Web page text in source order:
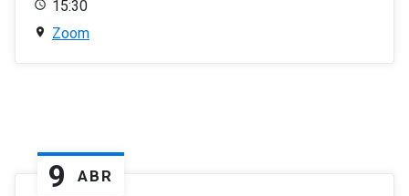
15:30
Zoom
9 ABR